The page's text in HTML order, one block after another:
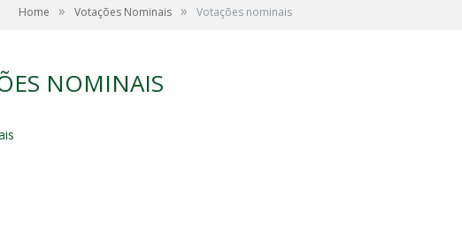
Home » Votações Nominais » Votações nominais
NOMINAIS